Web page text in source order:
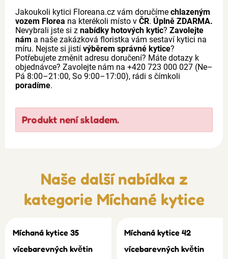
Jakoukoli kytici Floreana.cz vám doručíme chlazeným
vozem Florea na kterékoli místo v ČR. Úplně ZDARMA.
Nevybrali jste si z nabídky hotových kytic? Zavolejte
nám a naše zakázková floristka vám sestaví kytici na
míru. Nejste si jistí výběrem správné kytice?
Potřebujete změnit adresu doručení? Máte dotazy k
objednávce? Zavolejte nám na +420 723 000 027 (Ne–
Pá 8:00–21:00, So 9:00–17:00), rádi s čímkoli
poradíme.
Produkt není skladem.
Naše další nabídka z
kategorie Míchané kytice
Míchaná kytice 35
vícebarevných květin
Míchaná kytice 42
vícebarevných květin